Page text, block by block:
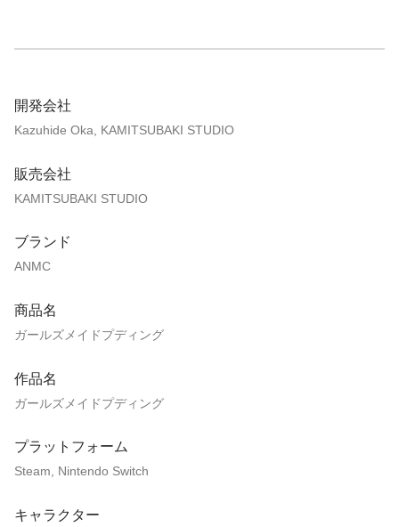
開発会社
Kazuhide Oka, KAMITSUBAKI STUDIO
販売会社
KAMITSUBAKI STUDIO
ブランド
ANMC
商品名
ガールズメイドプディング
作品名
ガールズメイドプディング
プラットフォーム
Steam, Nintendo Switch
キャラクター